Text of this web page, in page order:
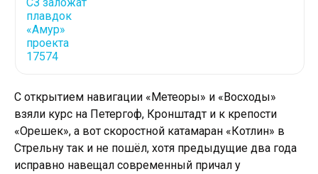
С открытием навигации «Метеоры» и «Восходы»
взяли курс на Петергоф, Кронштадт и к крепости
«Орешек», а вот скоростной катамаран «Котлин» в
Стрельну так и не пошёл, хотя предыдущие два года
исправно навещал современный причал у